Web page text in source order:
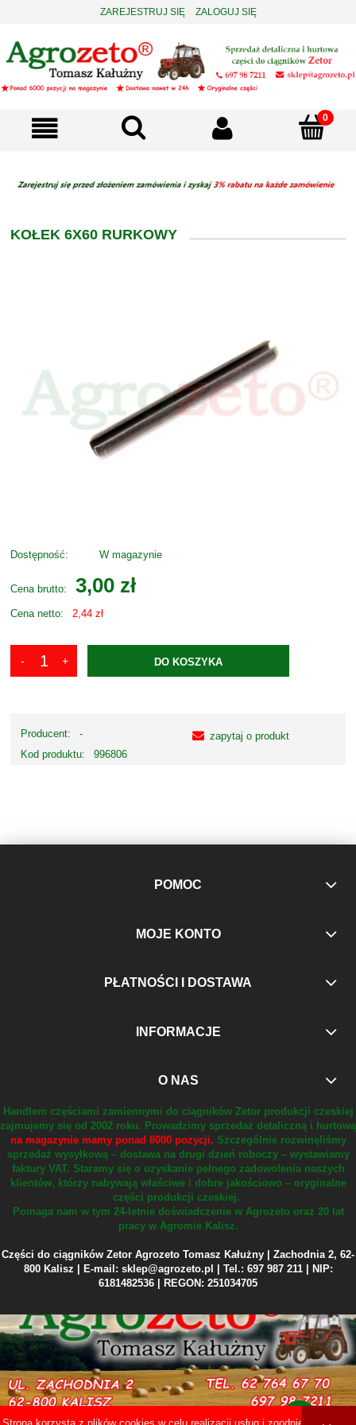
ZAREJESTRUJ SIĘ ZALOGUJ SIĘ
KOŁEK 6X60 RURKOWY
Dostępność: W magazynie
Cena brutto: 3,00 zł
Cena netto: 2,44 zł
DO KOSZYKA
Producent:
-
Kod produktu:
996806
zapytaj o produkt
POMOC
MOJE KONTO
PŁATNOŚCI I DOSTAWA
INFORMACJE
O NAS
Handlem częściami zamiennymi do ciągników Zetor produkcji czeskiej
zajmujemy się od 2002 roku. Prowadzimy sprzedaż detaliczną i hurtową
na magazynie mamy ponad 8000 pozycji. Szczególnie rozwinęliśmy
sprzedaż wysyłkową – dostawa na drugi dzień roboczy – wystawiamy
faktury VAT. Staramy się o uzyskanie pełnego zadowolenia naszych
klientów, którzy nabywają właściwe i dobre jakościowo – oryginalne
części produkcji czeskiej.
Pomaga nam w tym 24-letnie doświadczenie w Agrozeto oraz 20 lat
pracy w Agromie Kalisz.
Części do ciągników Zetor Agrozeto Tomasz Kałużny | Zachodnia 2, 62-
800 Kalisz | E-mail: sklep@agrozeto.pl | Tel.: 697 987 211 | NIP:
6181482536 | REGON: 251034705